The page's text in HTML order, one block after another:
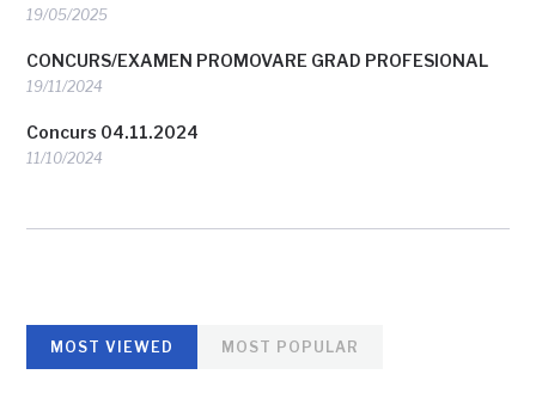
19/05/2025
CONCURS/EXAMEN PROMOVARE GRAD PROFESIONAL
19/11/2024
Concurs 04.11.2024
11/10/2024
MOST VIEWED MOST POPULAR